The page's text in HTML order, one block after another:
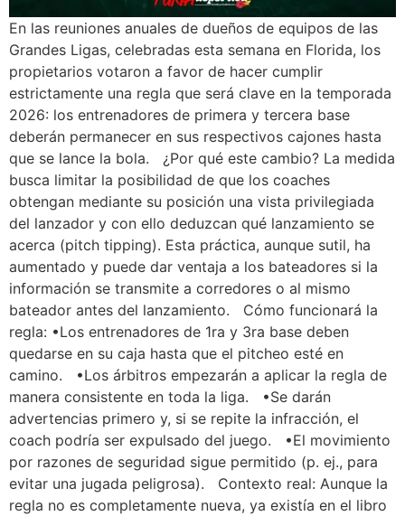
En las reuniones anuales de dueños de equipos de las
Grandes Ligas, celebradas esta semana en Florida, los
propietarios votaron a favor de hacer cumplir
estrictamente una regla que será clave en la temporada
2026: los entrenadores de primera y tercera base
deberán permanecer en sus respectivos cajones hasta
que se lance la bola. ¿Por qué este cambio? La medida
busca limitar la posibilidad de que los coaches
obtengan mediante su posición una vista privilegiada
del lanzador y con ello deduzcan qué lanzamiento se
acerca (pitch tipping). Esta práctica, aunque sutil, ha
aumentado y puede dar ventaja a los bateadores si la
información se transmite a corredores o al mismo
bateador antes del lanzamiento. Cómo funcionará la
regla: •Los entrenadores de 1ra y 3ra base deben
quedarse en su caja hasta que el pitcheo esté en
camino. •Los árbitros empezarán a aplicar la regla de
manera consistente en toda la liga. •Se darán
advertencias primero y, si se repite la infracción, el
coach podría ser expulsado del juego. •El movimiento
por razones de seguridad sigue permitido (p. ej., para
evitar una jugada peligrosa). Contexto real: Aunque la
regla no es completamente nueva, ya existía en el libro